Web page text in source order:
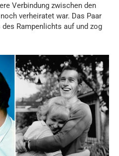
Verbindung zwischen den
verheiratet war. Das Paar
Rampenlichts auf und zog